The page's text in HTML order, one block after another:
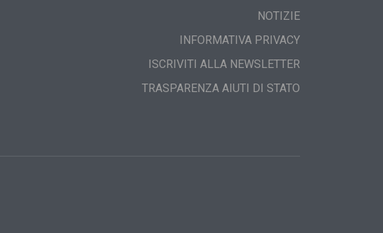
NOTIZIE
INFORMATIVA PRIVACY
ISCRIVITI ALLA NEWSLETTER
TRASPARENZA AIUTI DI STATO